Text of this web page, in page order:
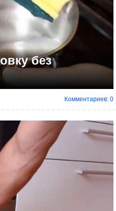
без
Комментариев: 0